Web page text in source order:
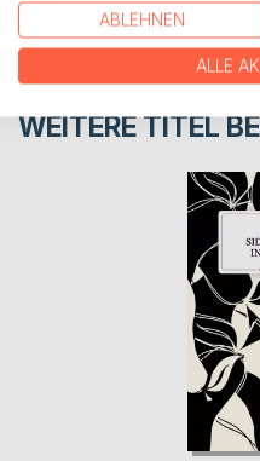
WEITERE TITEL
ABLEHNEN
ALLE